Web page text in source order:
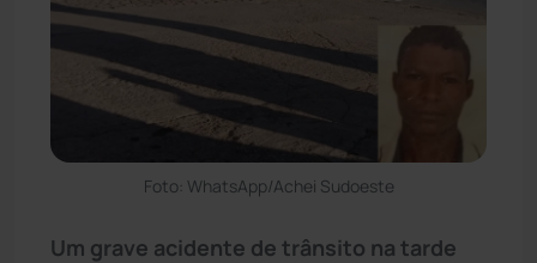
Foto: WhatsApp/Achei Sudoeste
Um grave acidente de trânsito na tarde